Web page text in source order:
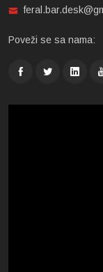
Poveži se sa nama: